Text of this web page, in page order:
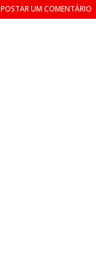
POSTAR UM COMENTÁRIO